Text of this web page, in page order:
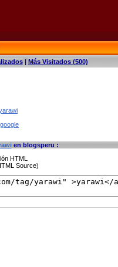
| Más Visitados (500)
en blogsperu :
HTML
Source)